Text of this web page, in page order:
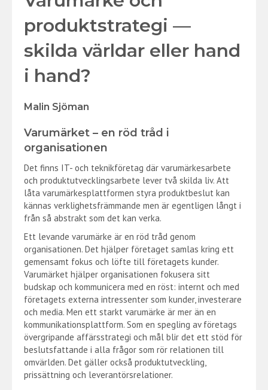
produktstrategi —
skilda världar eller hand
i hand?
Malin Sjöman
Varumärket – en röd tråd i
organisationen
Det finns IT- och teknikföretag där varumärkesarbete
och produktutvecklingsarbete lever två skilda liv. Att
låta varumärkesplattformen styra produktbeslut kan
kännas verklighetsfrämmande men är egentligen långt i
från så abstrakt som det kan verka.
Ett levande varumärke är en röd tråd genom
organisationen. Det hjälper företaget samlas kring ett
gemensamt fokus och löfte till företagets kunder.
Varumärket hjälper organisationen fokusera sitt
budskap och kommunicera med en röst: internt och med
företagets externa intressenter som kunder, investerare
och media. Men ett starkt varumärke är mer än en
kommunikationsplattform. Som en spegling av företags
övergripande affärsstrategi och mål blir det ett stöd för
beslutsfattande i alla frågor som rör relationen till
omvärlden. Det gäller också produktutveckling,
prissättning och leverantörsrelationer.